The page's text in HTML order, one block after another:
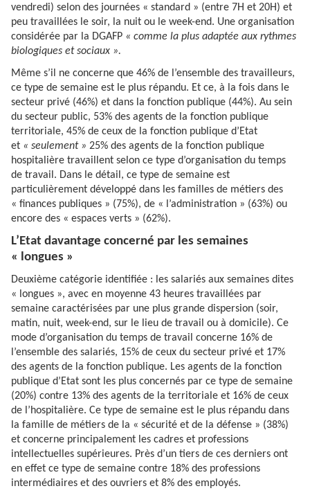
vendredi) selon des journées « standard » (entre 7H et 20H) et
peu travaillées le soir, la nuit ou le week-end. Une organisation
considérée par la DGAFP « comme la plus adaptée aux rythmes
biologiques et sociaux ».
Même s’il ne concerne que 46% de l’ensemble des travailleurs,
ce type de semaine est le plus répandu. Et ce, à la fois dans le
secteur privé (46%) et dans la fonction publique (44%). Au sein
du secteur public, 53% des agents de la fonction publique
territoriale, 45% de ceux de la fonction publique d’Etat
et « seulement » 25% des agents de la fonction publique
hospitalière travaillent selon ce type d’organisation du temps
de travail. Dans le détail, ce type de semaine est
particulièrement développé dans les familles de métiers des
« finances publiques » (75%), de « l’administration » (63%) ou
encore des « espaces verts » (62%).
L’Etat davantage concerné par les semaines
« longues »
Deuxième catégorie identifiée : les salariés aux semaines dites
« longues », avec en moyenne 43 heures travaillées par
semaine caractérisées par une plus grande dispersion (soir,
matin, nuit, week-end, sur le lieu de travail ou à domicile). Ce
mode d’organisation du temps de travail concerne 16% de
l’ensemble des salariés, 15% de ceux du secteur privé et 17%
des agents de la fonction publique. Les agents de la fonction
publique d’Etat sont les plus concernés par ce type de semaine
(20%) contre 13% des agents de la territoriale et 16% de ceux
de l’hospitalière. Ce type de semaine est le plus répandu dans
la famille de métiers de la « sécurité et de la défense » (38%)
et concerne principalement les cadres et professions
intellectuelles supérieures. Près d’un tiers de ces derniers ont
en effet ce type de semaine contre 18% des professions
intermédiaires et des ouvriers et 8% des employés.